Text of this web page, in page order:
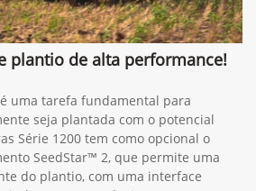
plantio de alta performance!
uma tarefa fundamental para
seja plantada com o potencial
Série 1200 tem como opcional o
SeedStar™ 2, que permite uma
do plantio, com uma interface